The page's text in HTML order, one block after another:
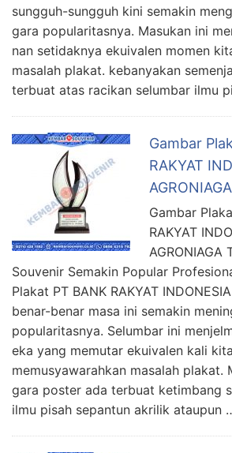
sungguh-sungguh kini semakin
gara popularitasnya. Masukan ini
nan setidaknya ekuivalen momen
masalah plakat. kebanyakan
terbuat atas racikan selumbar ilmu
Gambar
RAKYAT
Gambar
RAKYAT
AGRONIAGA
Souvenir Semakin Popular
Plakat PT BANK RAKYAT
benar-benar masa ini semakin
popularitasnya. Selumbar ini
eka yang memutar ekuivalen kali kita
memusyawarahkan masalah plakat.
gara poster ada terbuat ketimbang
ilmu pisah sepantun akrilik ataupun